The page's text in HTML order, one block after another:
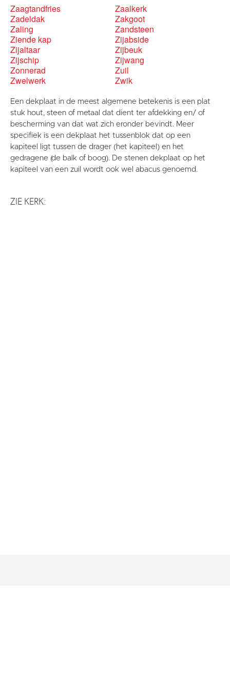
Zaagtandfries
Zaalkerk
Zadeldak
Zakgoot
Zaling
Zandsteen
Ziende kap
Zijabside
Zijaltaar
Zijbeuk
Zijschip
Zijwang
Zonnerad
Zuil
Zwelwerk
Zwik
Een dekplaat in de meest algemene betekenis is een plat
stuk hout, steen of metaal dat dient ter afdekking en/ of
bescherming van dat wat zich eronder bevindt. Meer
specifiek is een dekplaat het tussenblok dat op een
kapiteel ligt tussen de drager (het kapiteel) en het
gedragene (de balk of boog). De stenen dekplaat op het
kapiteel van een zuil wordt ook wel abacus genoemd.
ZIE KERK: